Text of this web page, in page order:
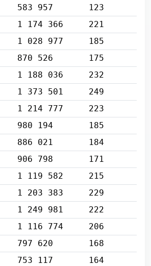
583 957
123
1 174 366
221
1 028 977
185
870 526
175
1 188 036
232
1 373 501
249
1 214 777
223
980 194
185
886 021
184
906 798
171
1 119 582
215
1 203 383
229
1 249 981
222
1 116 774
206
797 620
168
753 117
164